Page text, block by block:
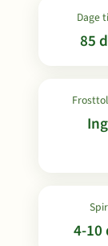
Dage
85
4-10